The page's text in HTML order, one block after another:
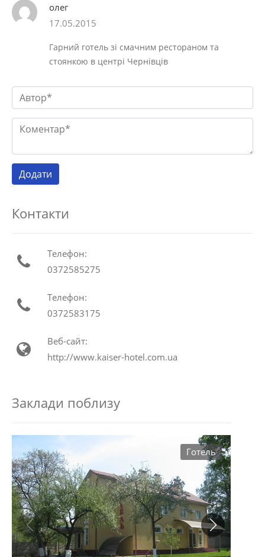
олег
17.05.2015
Гарний готель зі смачним рестораном та
стоянкою в центрі Чернівців
Контакти
Телефон:
0372585275
Телефон:
0372583175
Веб-сайт:
http://www.kaiser-hotel.com.ua
Заклади поблизу
Готель